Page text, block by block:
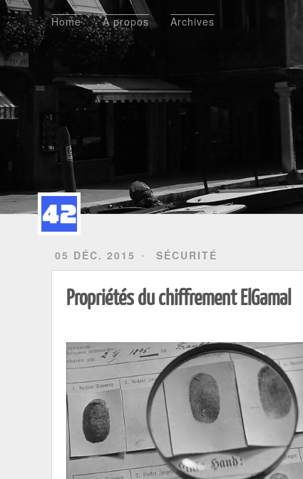
Home À propos Archives
05 DÉC. 2015 SÉCURITÉ
Propriétés du chiffrement ElGamal
Home À propos Archives